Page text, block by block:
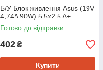
Б/У Блок живлення Asus (19V
4,74A 90W) 5.5x2.5 A+
Готово до відправки
402 ₴
Купити